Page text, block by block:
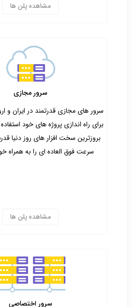
مشاهده پلن ها
سرور مجازی
سرور های مجازی قدرتمند در ایران و
برای راه اندازی پروژه های خود
بروزترین سخت افزار های روز دنیا
سرعت فوق العاده ای را به همراه
مشاهده پلن ها
سرور اختصاصی